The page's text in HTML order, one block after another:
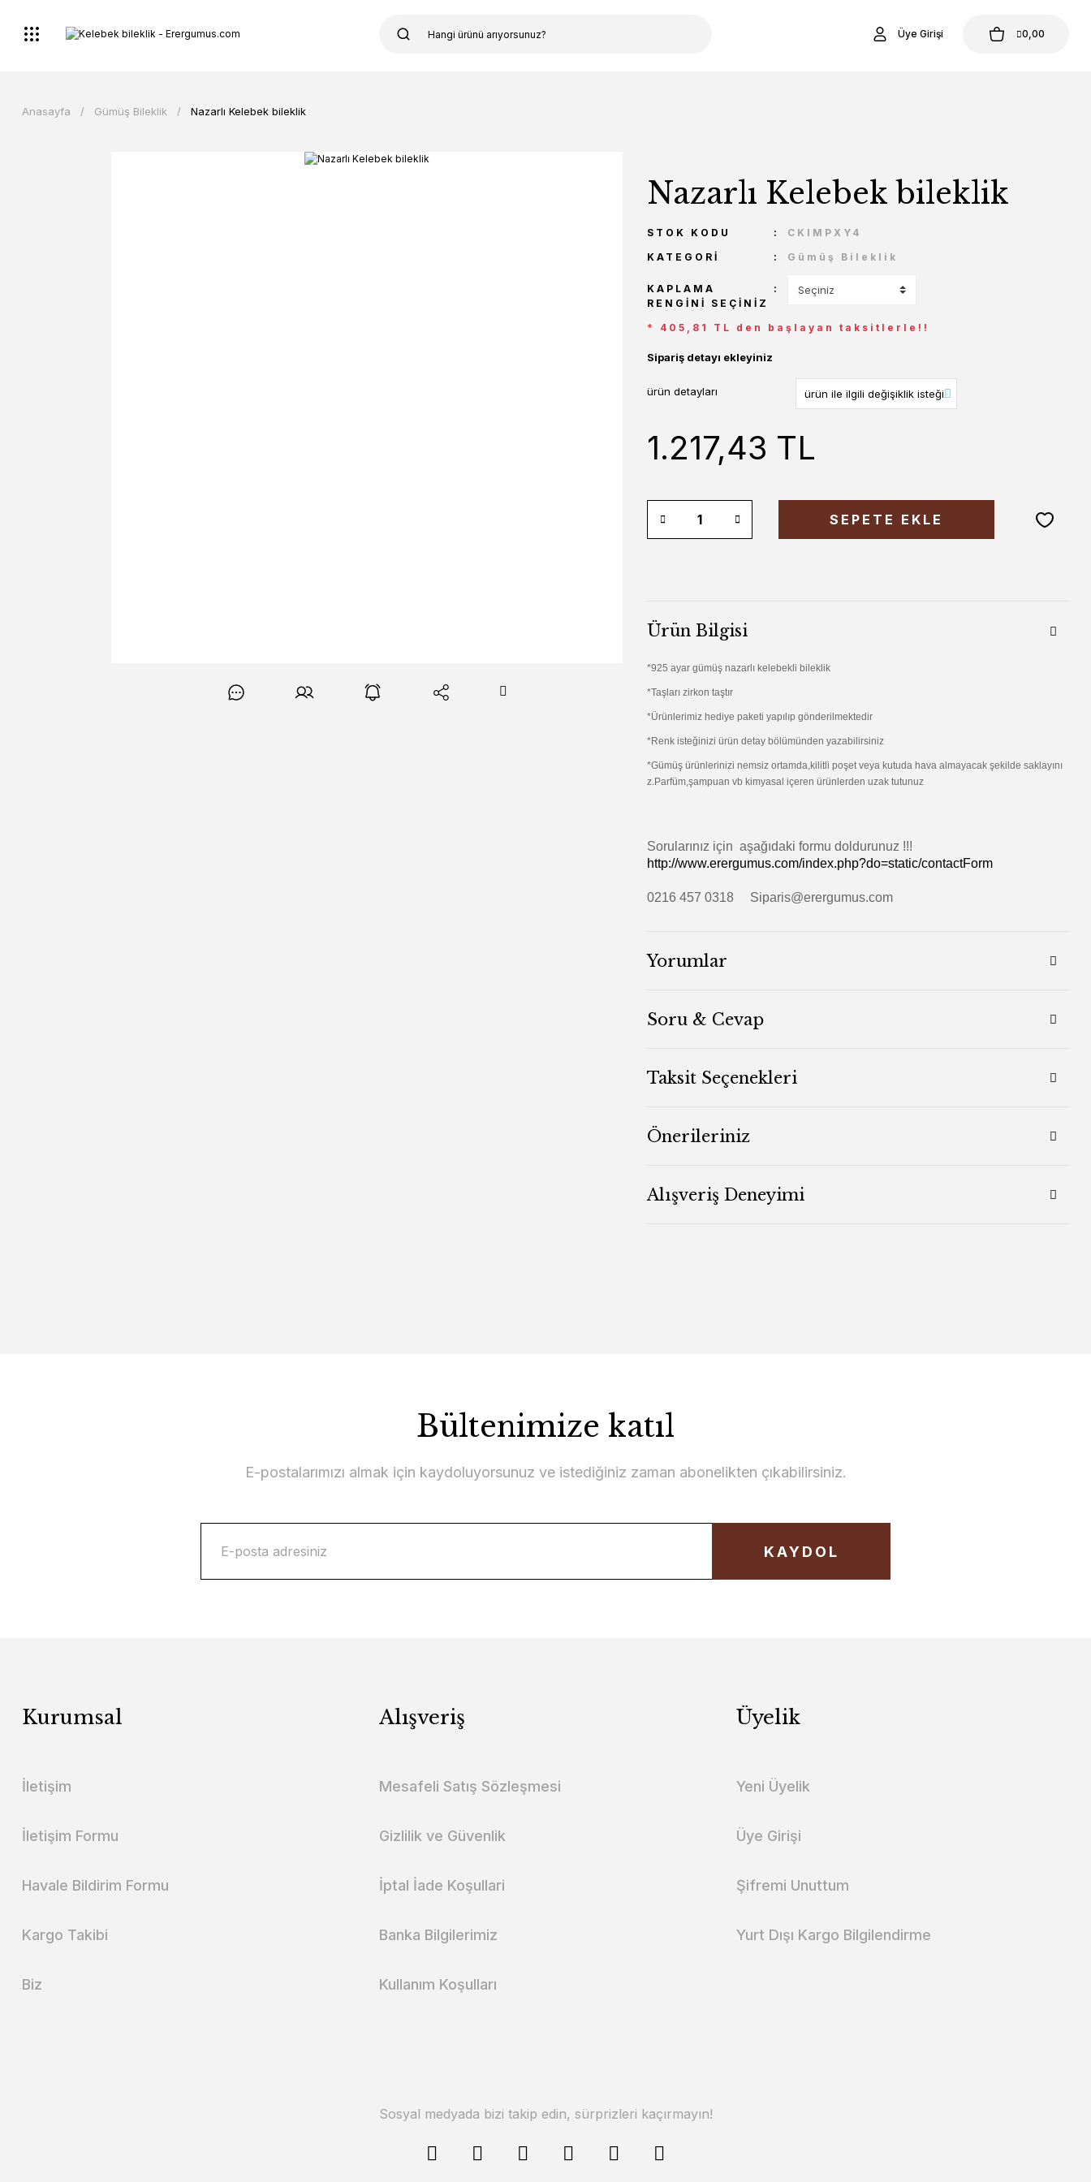
Üye Girişi 0,00
Anasayfa Gümüş Bileklik Nazarlı Kelebek bileklik
Nazarlı Kelebek bileklik
STOK KODU
CKIMPXY4
KATEGORI
Gümüş Bileklik
KAPLAMA
RENGINI SEÇINIZ
* 405,81 TL den başlayan taksitlerle!!
Sipariş detayı ekleyiniz
ürün detayları
1.217,43 TL
SEPETE EKLE
Ürün Bilgisi
*925 ayar gümüş nazarlı kelebekli bileklik
*Taşları zirkon taştır
*Ürünlerimiz hediye paketi yapılıp gönderilmektedir
*Renk isteğinizi ürün detay bölümünden yazabilirsiniz
*Gümüş ürünlerinizi nemsiz ortamda,kilitli poşet veya kutuda hava almayacak şekilde saklayını
z.Parfüm,şampuan vb kimyasal içeren ürünlerden uzak tutunuz
Sorularınız için aşağıdaki formu doldurunuz !!!
http://www.erergumus.com/index.php?do=static/contactForm
0216 457 0318 Siparis@erergumus.com
Yorumlar
Soru & Cevap
Taksit Seçenekleri
Önerileriniz
Alışveriş Deneyimi
Bültenimize katıl
E-postalarımızı almak için kaydoluyorsunuz ve istediğiniz zaman abonelikten çıkabilirsiniz.
KAYDOL
Kurumsal
İletişim
İletişim Formu
Havale Bildirim Formu
Kargo Takibi
Biz
Alışveriş
Mesafeli Satış Sözleşmesi
Gizlilik ve Güvenlik
İptal İade Koşullari
Banka Bilgilerimiz
Kullanım Koşulları
Üyelik
Yeni Üyelik
Üye Girişi
Şifremi Unuttum
Yurt Dışı Kargo Bilgilendirme
Sosyal medyada bizi takip edin, sürprizleri kaçırmayın!